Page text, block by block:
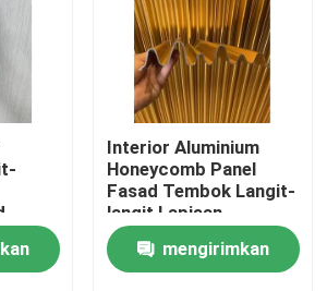
Interior Aluminium
Honeycomb Panel
Fasad Tembok Langit-
langit Lapisan
Dekoratif Marmer Biji
mengirimkan